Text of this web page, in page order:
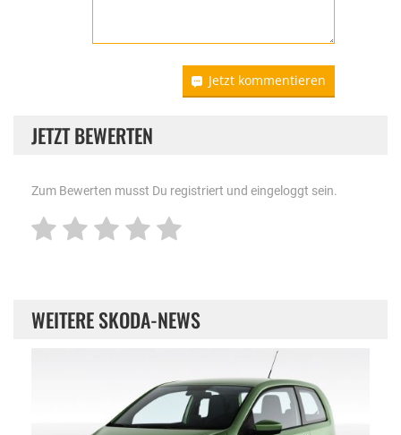
Jetzt kommentieren
JETZT BEWERTEN
Zum Bewerten musst Du registriert und eingeloggt sein.
WEITERE SKODA-NEWS